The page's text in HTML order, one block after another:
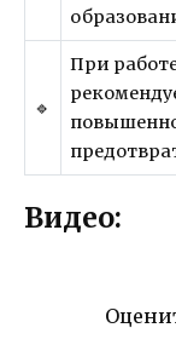
🔹
При
Видео: